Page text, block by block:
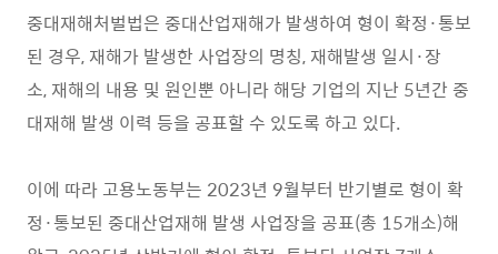
중대재해처벌법은 중대산업재해가 발생하여 형이 확정·통보
된 경우, 재해가 발생한 사업장의 명칭, 재해발생 일시·장
소, 재해의 내용 및 원인뿐 아니라 해당 기업의 지난 5년간 중
대재해 발생 이력 등을 공표할 수 있도록 하고 있다.
이에 따라 고용노동부는 2023년 9월부터 반기별로 형이 확
정·통보된 중대산업재해 발생 사업장을 공표(총 15개소)해